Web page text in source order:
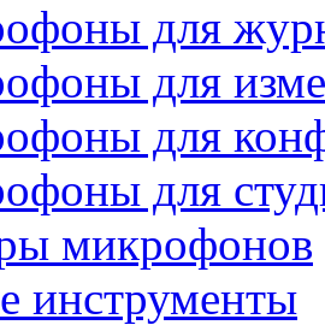
для
для
для
для
микрофонов
инструменты